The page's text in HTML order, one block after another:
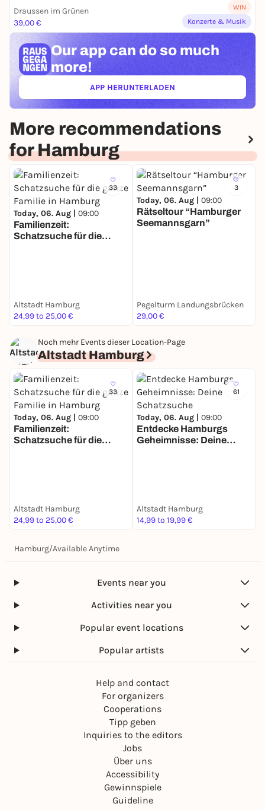
Draussen im Grünen
39,00 €
WIN
Konzerte & Musik
Our app can do so much
more!
APP HERUNTERLADEN(ÖFFNET IN NEUEM TAB)
More recommendations
for Hamburg
33
Today, 06. Aug | 09:00
Familienzeit:
Schatzsuche für die
Altstadt Hamburg
24,99 to 25,00 €
3
Today, 06. Aug | 09:00
Rätseltour “Hamburger
Seemannsgarn”
Pegelturm Landungsbrücken
29,00 €
Noch mehr Events dieser Location-Page
Altstadt Hamburg
33
Today, 06. Aug | 09:00
Familienzeit:
Schatzsuche für die
Altstadt Hamburg
24,99 to 25,00 €
61
Today, 06. Aug | 09:00
Entdecke Hamburgs
Geheimnisse: Deine
Altstadt Hamburg
14,99 to 19,99 €
Hamburg/Available Anytime
Events near you
Activities near you
Popular event locations
Popular artists
Help and contact
For organizers
Cooperations
Tipp geben
Inquiries to the editors
Jobs
Über uns
Accessibility
Gewinnspiele
Guideline